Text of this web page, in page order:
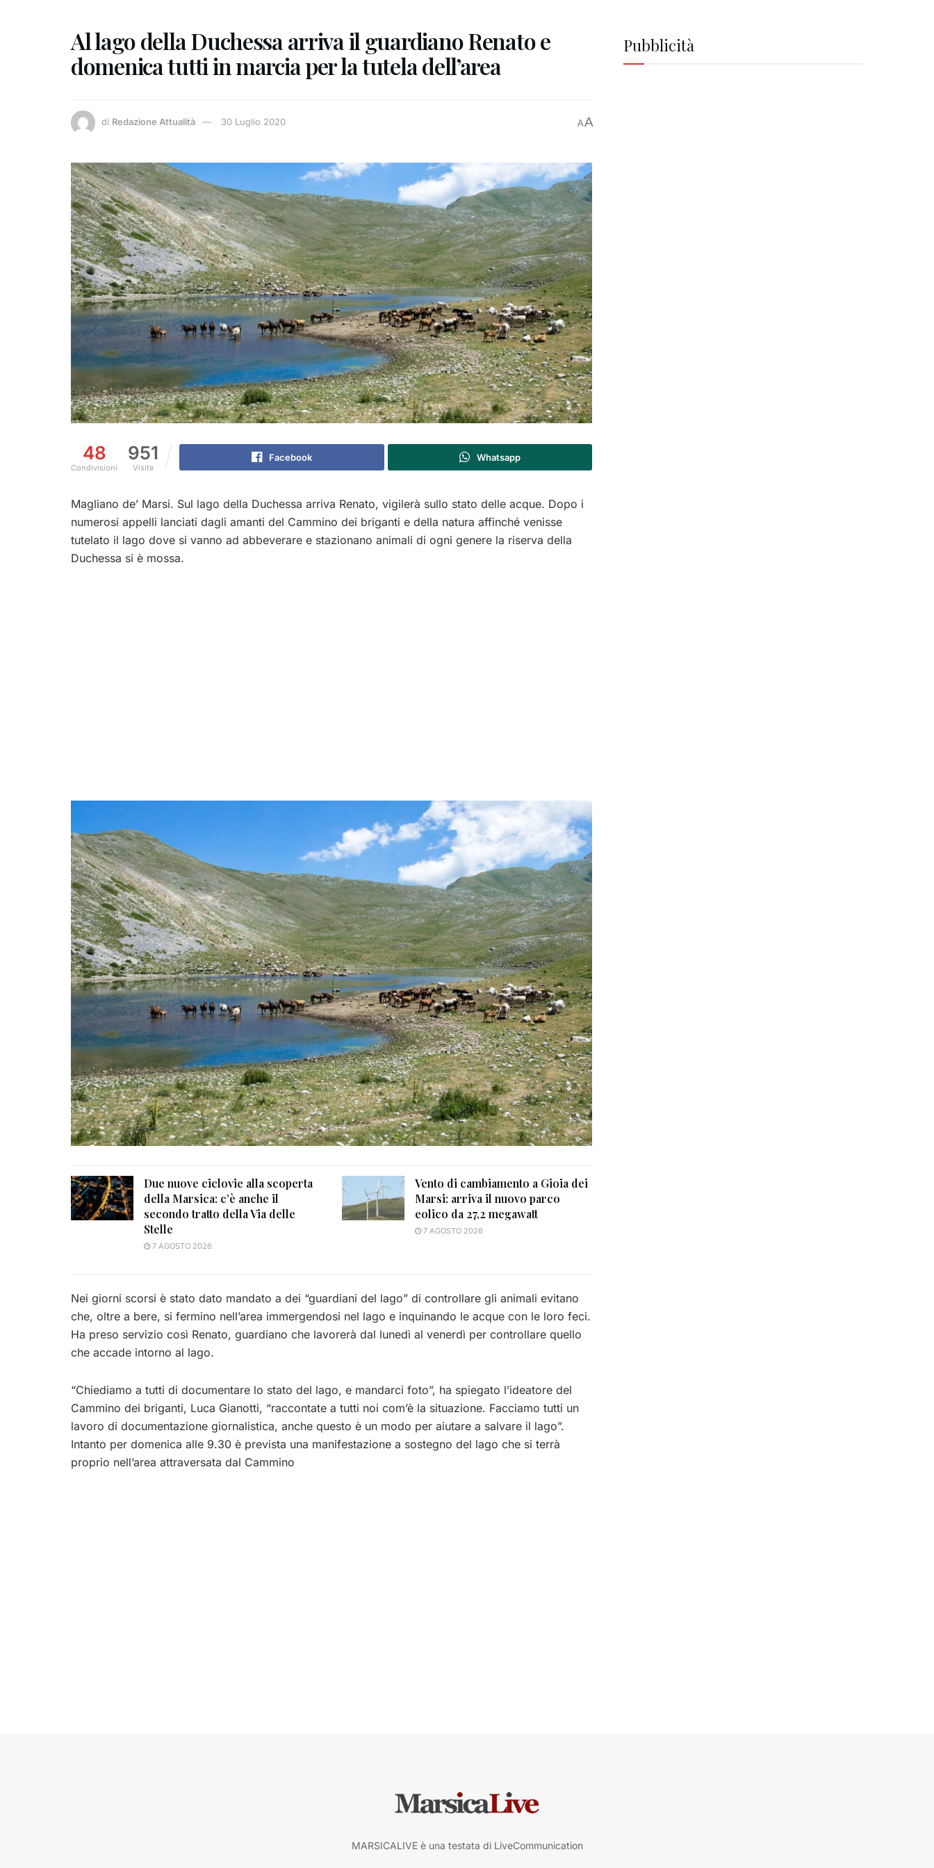
Al lago della Duchessa arriva il guardiano Renato e
domenica tutti in marcia per la tutela dell’area
di Redazione Attualità 30 Luglio 2020 AA
48
Condivisioni
951
Visite
Facebook Whatsapp
Magliano de’ Marsi. Sul lago della Duchessa arriva Renato, vigilerà sullo stato delle acque. Dopo i
numerosi appelli lanciati dagli amanti del Cammino dei briganti e della natura affinché venisse
tutelato il lago dove si vanno ad abbeverare e stazionano animali di ogni genere la riserva della
Duchessa si è mossa.
Due nuove ciclovie alla scoperta
della Marsica: c’è anche il
secondo tratto della Via delle
Stelle
7 AGOSTO 2026
Vento di cambiamento a Gioia dei
Marsi: arriva il nuovo parco
eolico da 27,2 megawatt
7 AGOSTO 2026
Nei giorni scorsi è stato dato mandato a dei “guardiani del lago” di controllare gli animali evitano
che, oltre a bere, si fermino nell’area immergendosi nel lago e inquinando le acque con le loro feci.
Ha preso servizio così Renato, guardiano che lavorerà dal lunedì al venerdì per controllare quello
che accade intorno al lago.
“Chiediamo a tutti di documentare lo stato del lago, e mandarci foto”, ha spiegato l’ideatore del
Cammino dei briganti, Luca Gianotti, “raccontate a tutti noi com’è la situazione. Facciamo tutti un
lavoro di documentazione giornalistica, anche questo è un modo per aiutare a salvare il lago”.
Intanto per domenica alle 9.30 è prevista una manifestazione a sostegno del lago che si terrà
proprio nell’area attraversata dal Cammino
Pubblicità
MARSICALIVE è una testata di LiveCommunication